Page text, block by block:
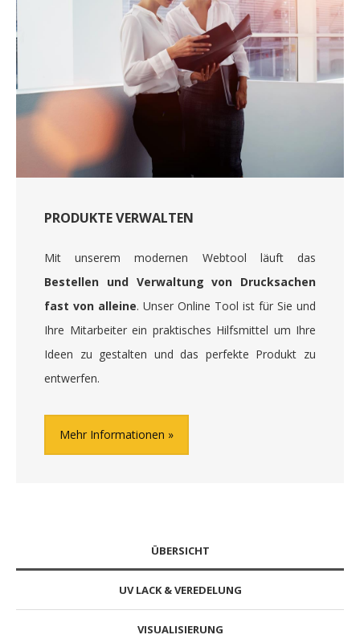
PRODUKTE VERWALTEN
Mit unserem modernen Webtool läuft das
Bestellen und Verwaltung von Drucksachen
fast von alleine. Unser Online Tool ist für Sie und
Ihre Mitarbeiter ein praktisches Hilfsmittel um Ihre
Ideen zu gestalten und das perfekte Produkt zu
entwerfen.
Mehr Informationen
ÜBERSICHT
UV LACK & VEREDELUNG
VISUALISIERUNG